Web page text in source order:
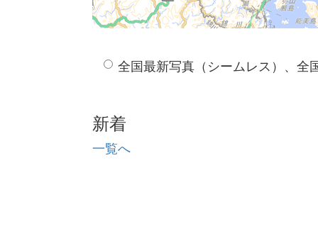
全国最新写真（シームレス）、全
新着
一覧へ